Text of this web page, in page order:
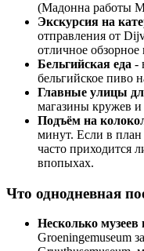
(Мадонна работы
Экскурсия на
отправления от
отличное обзорное
Бельгийская еда -
бельгийское пиво
Главные улицы
магазины кружев и
Подъём на
минут. Если в
часто приходится
впопыхах.
Что однодневная
Несколько музеев
Groeningemuseum